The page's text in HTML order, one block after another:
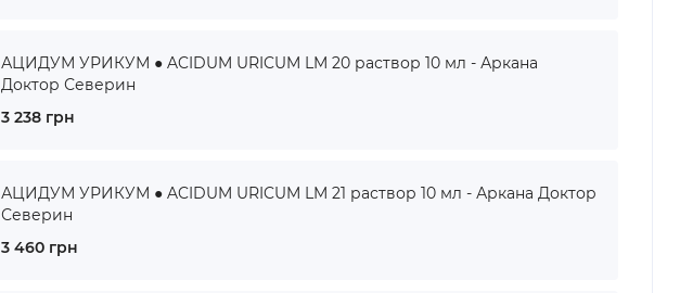
АЦИДУМ УРИКУМ ● ACIDUM URICUM LM 20 раствор 10 мл - Аркана
Доктор Северин
3 238 грн
АЦИДУМ УРИКУМ ● ACIDUM URICUM LM 21 раствор 10 мл - Аркана Доктор
Северин
3 460 грн